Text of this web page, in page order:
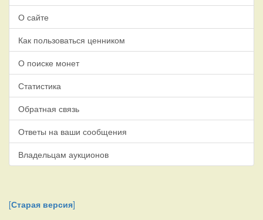
О сайте
Как пользоваться ценником
О поиске монет
Статистика
Обратная связь
Ответы на ваши сообщения
Владельцам аукционов
[Старая версия]